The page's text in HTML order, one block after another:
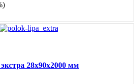
28x90x2000 мм